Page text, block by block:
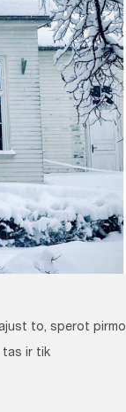
to, sperot pirmo
tas ir tik